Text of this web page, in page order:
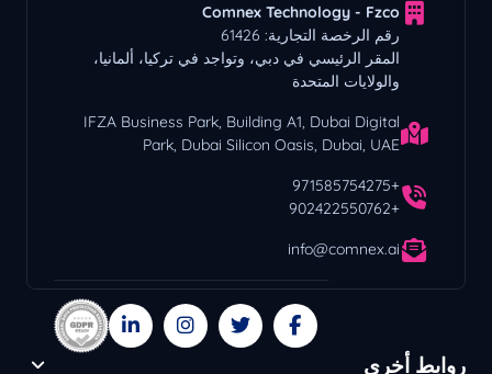
Comnex Technology - Fzco
رقم الرخصة التجارية: 61426
المقر الرئيسي في دبي، وتواجد في تركيا، ألمانيا،
والولايات المتحدة
IFZA Business Park, Building A1, Dubai Digital
Park, Dubai Silicon Oasis, Dubai, UAE
+971585754275
+902422550762
info@comnex.ai
روابط أخرى